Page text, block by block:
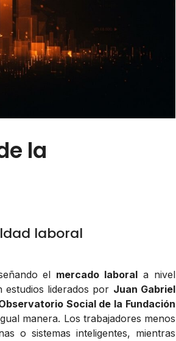
la
laboral
el mercado laboral a nivel
estudios liderados por Juan Gabriel
Social de la Fundación
manera. Los trabajadores menos
o sistemas inteligentes, mientras